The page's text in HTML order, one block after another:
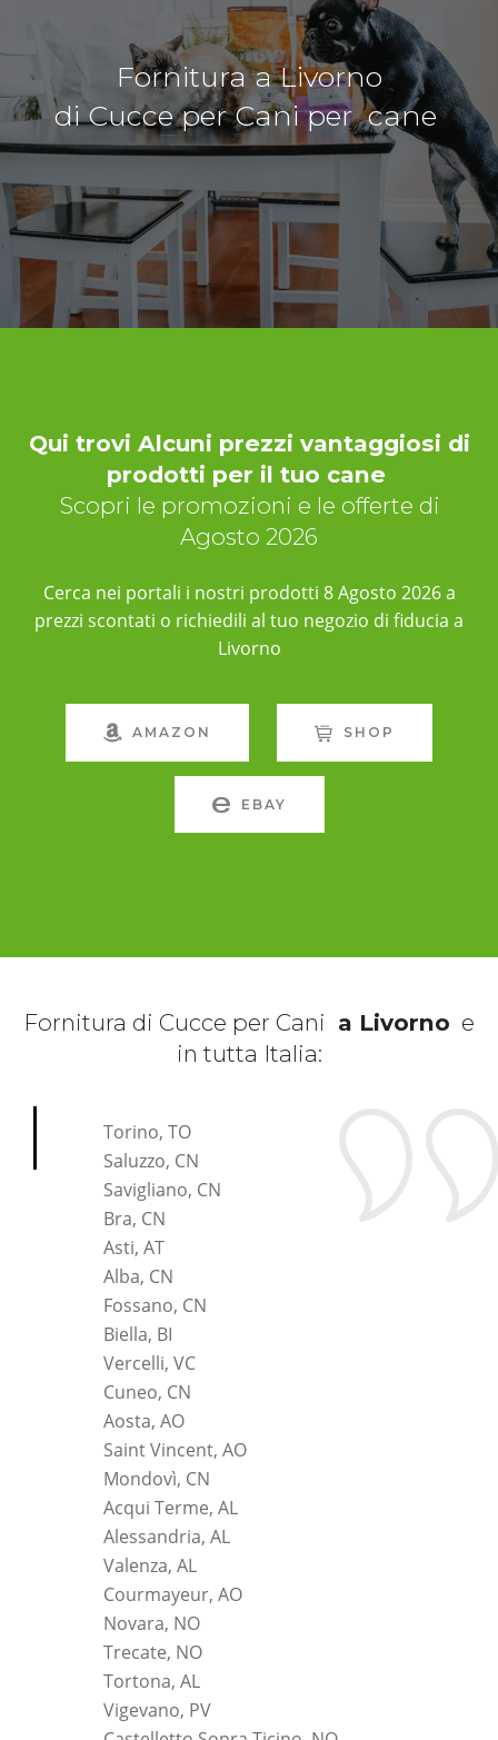
Fornitura a Livorno
di Cucce per Cani per cane
Qui trovi Alcuni prezzi vantaggiosi di
prodotti per il tuo cane
Scopri le promozioni e le offerte di
Agosto 2026
Cerca nei portali i nostri prodotti 8 Agosto 2026 a
prezzi scontati o richiedili al tuo negozio di fiducia a
Livorno
AMAZON SHOP
EBAY
Fornitura di Cucce per Cani a Livorno e
in tutta Italia:
Torino, TO
Saluzzo, CN
Savigliano, CN
Bra, CN
Asti, AT
Alba, CN
Fossano, CN
Biella, BI
Vercelli, VC
Cuneo, CN
Aosta, AO
Saint Vincent, AO
Mondovì, CN
Acqui Terme, AL
Alessandria, AL
Valenza, AL
Courmayeur, AO
Novara, NO
Trecate, NO
Tortona, AL
Vigevano, PV